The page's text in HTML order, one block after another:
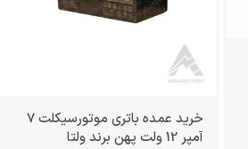
خرید عمده باتری موتورسیکلت 7
آمپر 12 ولت پهن برند ولتا